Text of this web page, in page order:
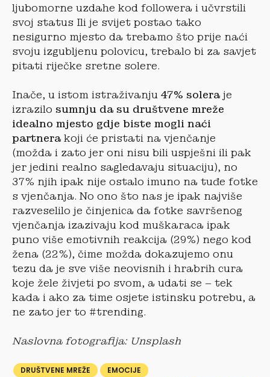
ljubomorne uzdahe kod followera i učvrstili
svoj status Ili je svijet postao tako
nesigurno mjesto da trebamo što prije naći
svoju izgubljenu polovicu, trebalo bi za savjet
pitati riječke sretne solere.
Inače, u istom istraživanju 47% solera je
izrazilo sumnju da su društvene mreže
idealno mjesto gdje biste mogli naći
partnera koji će pristati na vjenčanje
(možda i zato jer oni nisu bili uspješni ili pak
jer jedini realno sagledavaju situaciju), no
37% njih ipak nije ostalo imuno na tuđe fotke
s vjenčanja. No ono što nas je ipak najviše
razveselilo je činjenica da fotke savršenog
vjenčanja izazivaju kod muškaraca ipak
puno više emotivnih reakcija (29%) nego kod
žena (22%), čime možda dokazujemo onu
tezu da je sve više neovisnih i hrabrih cura
koje žele živjeti po svom, a udati se – tek
kada i ako za time osjete istinsku potrebu, a
ne zato jer to #trending.
Naslovna fotografija: Unsplash
DRUŠTVENE MREŽE
EMOCIJE